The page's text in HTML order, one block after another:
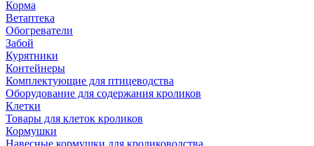
Корма
Ветаптека
Обогреватели
Забой
Курятники
Контейнеры
Комплектующие для птицеводства
Оборудование для содержания кроликов
Клетки
Товары для клеток кроликов
Кормушки
Навесные кормушки для кролиководства